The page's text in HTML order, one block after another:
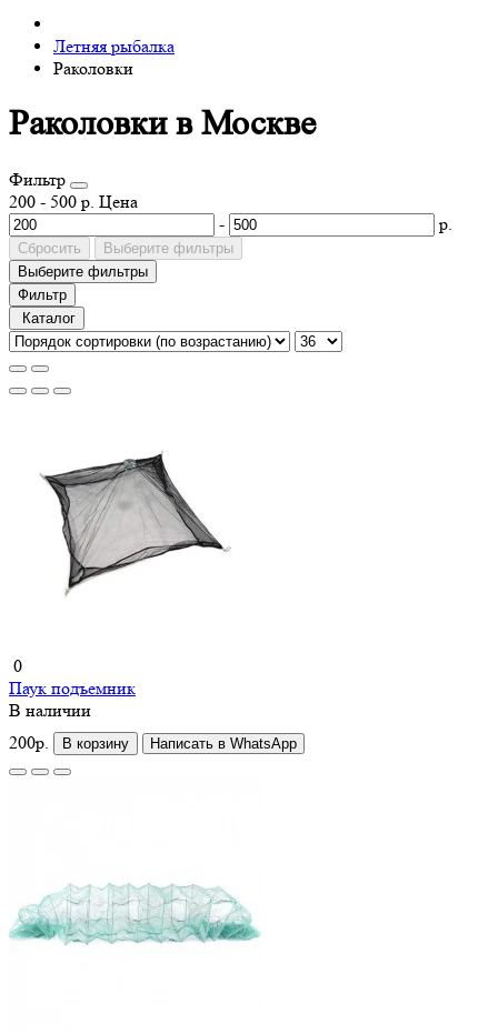
Летняя рыбалка
Раколовки
Раколовки в Москве
Фильтр
200 - 500 р. Цена
-
р.
Сбросить
Выберите фильтры
Выберите фильтры
Фильтр
Каталог
0
Паук подъемник
В наличии
200р.
В корзину Написать в WhatsApp